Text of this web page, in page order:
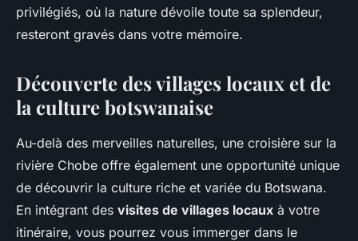
privilégiés, où la nature dévoile toute sa splendeur,
resteront gravés dans votre mémoire.
Découverte des villages locaux et de
la culture botswanaise
Au-delà des merveilles naturelles, une croisière sur la
rivière Chobe offre également une opportunité unique
de découvrir la culture riche et variée du Botswana.
En intégrant des visites de villages locaux à votre
itinéraire, vous pourrez vous immerger dans le